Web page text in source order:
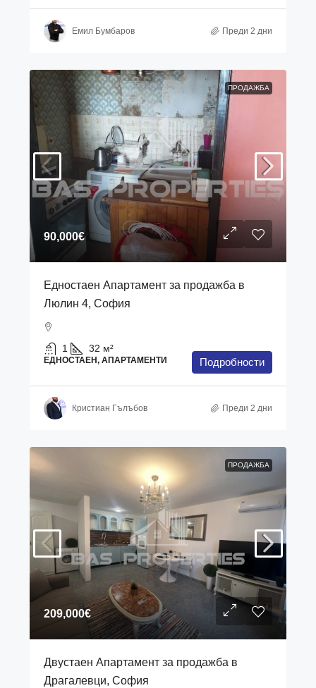
Емил Бумбаров Преди 2 дни
ПРОДАЖБА
90,000€
Едностаен Апартамент за продажба в
Люлин 4, София
1 32 м²
ЕДНОСТАЕН, АПАРТАМЕНТИ Подробности
Кристиан Гълъбов Преди 2 дни
ПРОДАЖБА
209,000€
Двустаен Апартамент за продажба в
Драгалевци, София